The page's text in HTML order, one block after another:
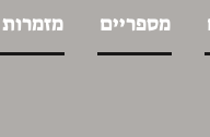
מספריים